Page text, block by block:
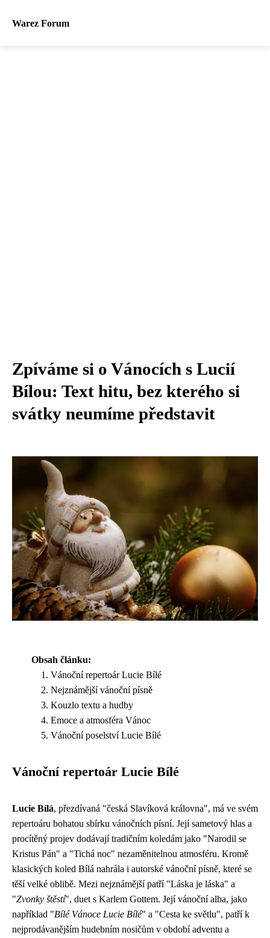
Warez Forum
Zpíváme si o Vánocích s Lucií
Bílou: Text hitu, bez kterého si
svátky neumíme představit
Obsah článku:
Vánoční repertoár Lucie Bílé
Nejznámější vánoční písně
Kouzlo textu a hudby
Emoce a atmosféra Vánoc
Vánoční poselství Lucie Bílé
Vánoční repertoár Lucie Bílé
Lucie Bílá, přezdívaná "česká Slavíková královna", má ve svém
repertoáru bohatou sbírku vánočních písní. Její sametový hlas a
procítěný projev dodávají tradičním koledám jako "Narodil se
Kristus Pán" a "Tichá noc" nezaměnitelnou atmosféru. Kromě
klasických koled Bílá nahrála i autorské vánoční písně, které se
těší velké oblibě. Mezi nejznámější patří "Láska je láska" a
"Zvonky štěstí", duet s Karlem Gottem. Její vánoční alba, jako
například "Bílé Vánoce Lucie Bílé" a "Cesta ke světlu", patří k
nejprodávanějším hudebním nosičům v období adventu a